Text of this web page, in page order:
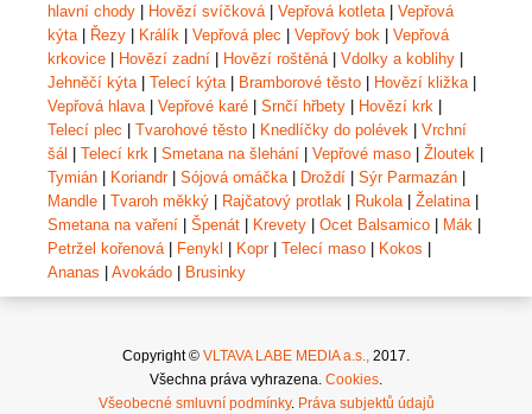
hlavní chody | Hovězí svíčková | Vepřová kotleta | Vepřová
kýta | Řezy | Králík | Vepřová plec | Vepřový bok | Vepřová
krkovice | Hovězí zadní | Hovězí roštěná | Vdolky a koblihy |
Jehněčí kýta | Telecí kýta | Bramborové těsto | Hovězí kližka |
Vepřová hlava | Vepřové karé | Srnčí hřbety | Hovězí krk |
Telecí plec | Tvarohové těsto | Knedlíčky do polévek | Vrchní
šál | Telecí krk | Smetana na šlehání | Vepřové maso | Žloutek |
Tymián | Koriandr| Sójová omáčka | Droždí | Sýr Parmazán |
Mandle | Tvaroh měkký | Rajčatový protlak | Rukola | Želatina |
Smetana na vaření | Špenát | Krevety | Ocet Balsamico | Mák |
Petržel kořenová | Fenykl | Kopr| Telecí maso | Kokos |
Ananas | Avokádo | Brusinky
Copyright © VLTAVA LABE MEDIA a.s.,
2017.
Všechna práva vyhrazena. Cookies
Všeobecné smluvní podmínky. Práva subjektů údajů